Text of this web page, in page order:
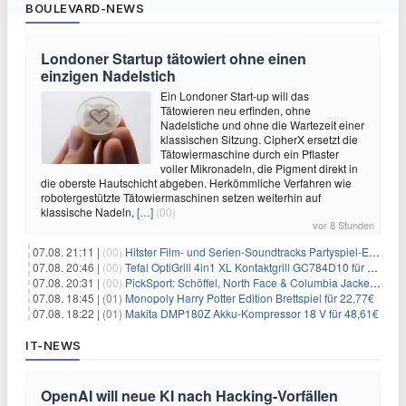
BOULEVARD-NEWS
Londoner Startup tätowiert ohne einen
einzigen Nadelstich
Ein Londoner Start-up will das
Tätowieren neu erfinden, ohne
Nadelstiche und ohne die Wartezeit einer
klassischen Sitzung. CipherX ersetzt die
Tätowiermaschine durch ein Pflaster
voller Mikronadeln, die Pigment direkt in
die oberste Hautschicht abgeben. Herkömmliche Verfahren wie
robotergestützte Tätowiermaschinen setzen weiterhin auf
klassische Nadeln, […] (00)
vor 8 Stunden
07.08. 21:11 | (00) Hitster Film- und Serien-Soundtracks Partyspiel-Erweiterung für 6,99€
07.08. 20:46 | (00) Tefal OptiGrill 4in1 XL Kontaktgrill GC784D10 für 239,99€
07.08. 20:31 | (00) PickSport: Schöffel, North Face & Columbia Jacken ab 39,60€
07.08. 18:45 | (01) Monopoly Harry Potter Edition Brettspiel für 22,77€
07.08. 18:22 | (01) Makita DMP180Z Akku-Kompressor 18 V für 48,61€
IT-NEWS
OpenAI will neue KI nach Hacking-Vorfällen